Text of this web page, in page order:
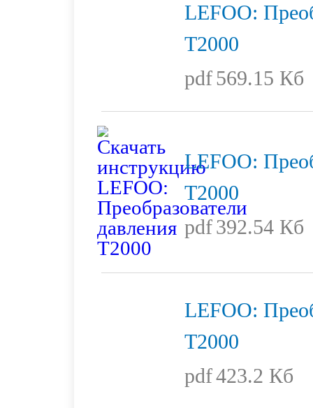
LEFOO:
T2000
pdf569.15 Кб
LEFOO:
T2000
pdf392.54 Кб
LEFOO:
T2000
pdf423.2 Кб